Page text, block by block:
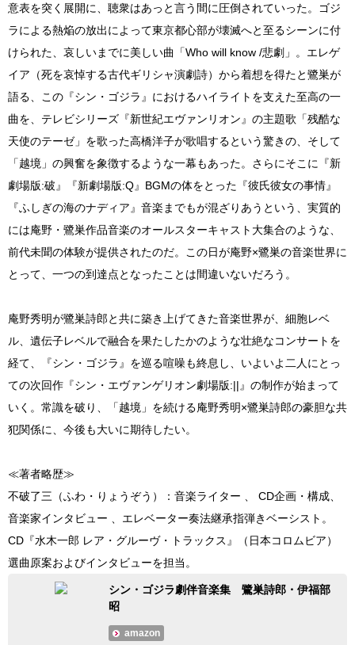
意表を突く展開に、聴衆はあっと言う間に圧倒されていった。ゴジ
ラによる熱焔の放出によって東京都心部が壊滅へと至るシーンに付
けられた、哀しいまでに美しい曲「Who will know /悲劇」。エレゲ
イア（死を哀悼する古代ギリシャ演劇詩）から着想を得たと鷺巣が
語る、この『シン・ゴジラ』におけるハイライトを支えた至高の一
曲を、テレビシリーズ『新世紀エヴァンリオン』の主題歌「残酷な
天使のテーゼ」を歌った高橋洋子が歌唱するという驚きの、そして
「越境」の興奮を象徴するような一幕もあった。さらにそこに『新
劇場版:破』『新劇場版:Q』BGMの体をとった『彼氏彼女の事情』
『ふしぎの海のナディア』音楽までもが混ざりあうという、実質的
には庵野・鷺巣作品音楽のオールスターキャスト大集合のような、
前代未聞の体験が提供されたのだ。この日が庵野×鷺巣の音楽世界に
とって、一つの到達点となったことは間違いないだろう。
庵野秀明が鷺巣詩郎と共に築き上げてきた音楽世界が、細胞レベ
ル、遺伝子レベルで融合を果たしたかのような壮絶なコンサートを
経て、『シン・ゴジラ』を巡る喧噪も終息し、いよいよ二人にとっ
ての次回作『シン・エヴァンゲリオン劇場版:||』の制作が始まって
いく。常識を破り、「越境」を続ける庵野秀明×鷺巣詩郎の豪胆な共
犯関係に、今後も大いに期待したい。
≪著者略歴≫
不破了三（ふわ・りょうぞう）：音楽ライター 、 CD企画・構成、
音楽家インタビュー 、エレベーター奏法継承指弾きベーシスト。
CD『水木一郎 レア・グルーヴ・トラックス』（日本コロムビア）
選曲原案およびインタビューを担当。
シン・ゴジラ劇伴音楽集 鷺巣詩郎・伊福部
昭
amazon